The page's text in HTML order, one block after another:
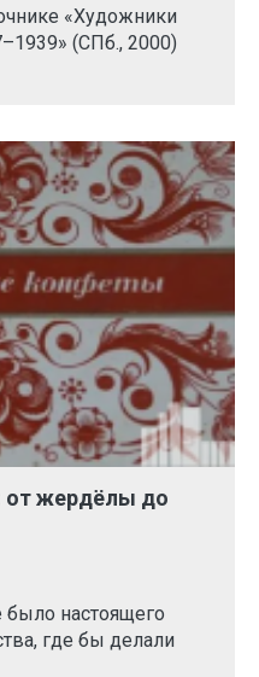
«Художники
(СПб., 2000)
от жердёлы до
настоящего
где бы делали